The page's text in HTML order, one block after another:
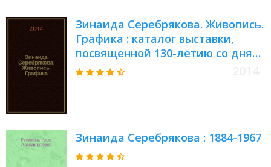
Зинаида Серебрякова. Живопись.
Графика : каталог выставки,
посвященной 130-летию со дня
рождения
Зинаида Серебрякова : 1884-1967